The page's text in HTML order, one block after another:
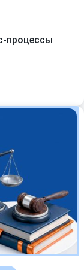
процессы